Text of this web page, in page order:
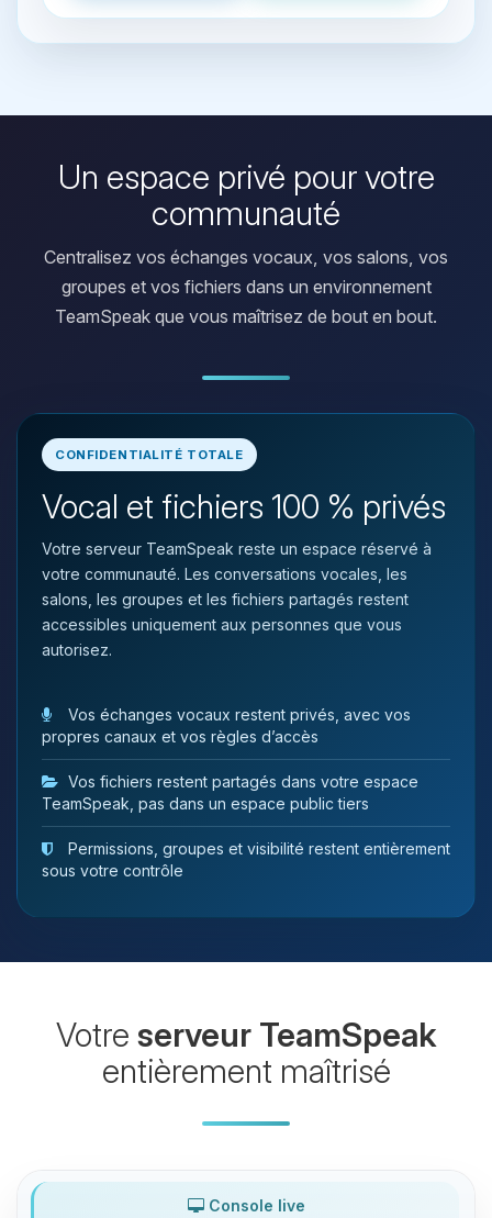
Un espace privé pour votre
communauté
Centralisez vos échanges vocaux, vos salons, vos
groupes et vos fichiers dans un environnement
TeamSpeak que vous maîtrisez de bout en bout.
CONFIDENTIALITÉ TOTALE
Vocal et fichiers 100 % privés
Votre serveur TeamSpeak reste un espace réservé à
votre communauté. Les conversations vocales, les
salons, les groupes et les fichiers partagés restent
accessibles uniquement aux personnes que vous
autorisez.
Vos échanges vocaux restent privés, avec vos
propres canaux et vos règles d’accès
Vos fichiers restent partagés dans votre espace
TeamSpeak, pas dans un espace public tiers
Permissions, groupes et visibilité restent entièrement
sous votre contrôle
Votre serveur TeamSpeak
entièrement maîtrisé
Console live
Youpi, enfin quelqu’un pour me
parler ! Moi c’est Choupy, ton petit
tu as besoin et je vais remuer mes
07/08/2026 à 22:11